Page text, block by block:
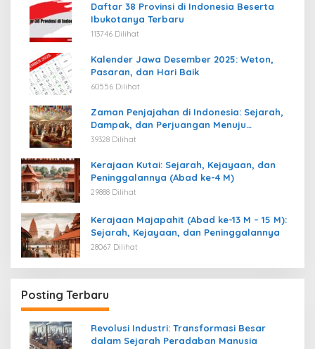
Daftar 38 Provinsi di Indonesia Beserta
Ibukotanya Terbaru
113746 Dilihat
Kalender Jawa Desember 2025: Weton,
Pasaran, dan Hari Baik
60556 Dilihat
Zaman Penjajahan di Indonesia: Sejarah,
Dampak, dan Perjuangan Menuju
Kemerdekaan
39328 Dilihat
Kerajaan Kutai: Sejarah, Kejayaan, dan
Peninggalannya (Abad ke-4 M)
29888 Dilihat
Kerajaan Majapahit (Abad ke-13 M – 15 M):
Sejarah, Kejayaan, dan Peninggalannya
28067 Dilihat
Posting Terbaru
Revolusi Industri: Transformasi Besar
dalam Sejarah Peradaban Manusia